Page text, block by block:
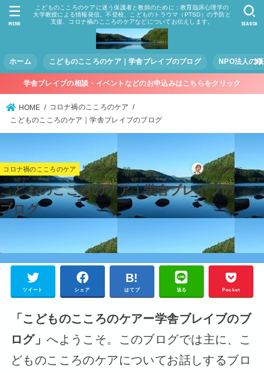
こどものこころのケアに迷う保護者と教師のために：教育臨床心理学の
大学教授による情報発信。不登校、こどものトラウマ（PTSD）の予防と
支援、コロナ禍のこころのケアなどについてお伝えします。
ホーム こどものこころのケア｜学舎ブレイブのブログ NPO法人の
SEARCH
MENU
学舎ブレイブの相談・イベントなどのお申込みはこちらをクリック
HOME
コロナ禍のこころのケア
こどものこころのケア｜学舎ブレイブのブログ
コロナ禍のこころのケア 2021.05.29 cocorocare
こどものこころのケア｜学舎ブレイブの
ブログ
ツイート シェア はてブ 送る Pocket
「こどものこころのケアー学舎ブレイブのブ
ログ」へようこそ。このブログでは主に、こ
どものこころのケアについてお話しするブロ